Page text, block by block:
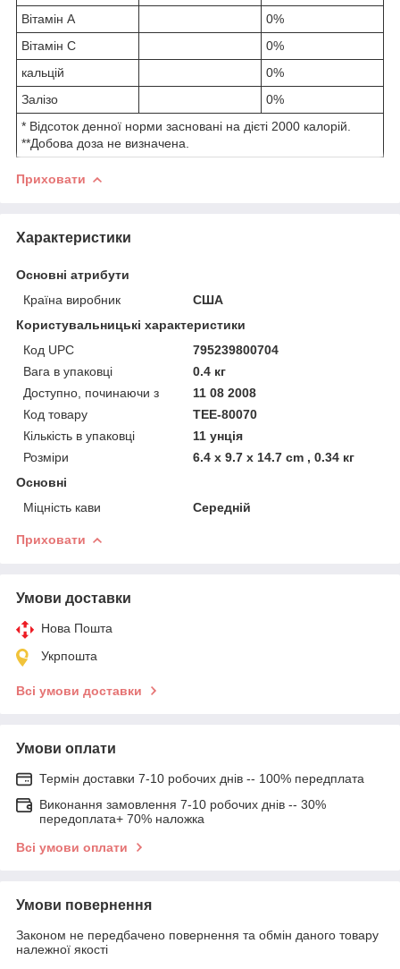
Вітамін А
0%
Вітамін C
0%
кальцій
0%
Залізо
0%
* Відсоток денної норми засновані на дієті 2000 калорій.
**Добова доза не визначена.
Приховати
Характеристики
Основні атрибути
Країна виробник
США
Користувальницькі характеристики
Код UPC
795239800704
Вага в упаковці
0.4 кг
Доступно, починаючи з
11 08 2008
Код товару
TEE-80070
Кількість в упаковці
11 унція
Розміри
6.4 x 9.7 x 14.7 cm , 0.34 кг
Основні
Міцність кави
Середній
Приховати
Умови доставки
Нова Пошта
Укрпошта
Всі умови доставки
Умови оплати
Термін доставки 7-10 робочих днів -- 100% передплата
Виконання замовлення 7-10 робочих днів -- 30%
передоплата+ 70% наложка
Всі умови оплати
Умови повернення
Законом не передбачено повернення та обмін даного товару
належної якості